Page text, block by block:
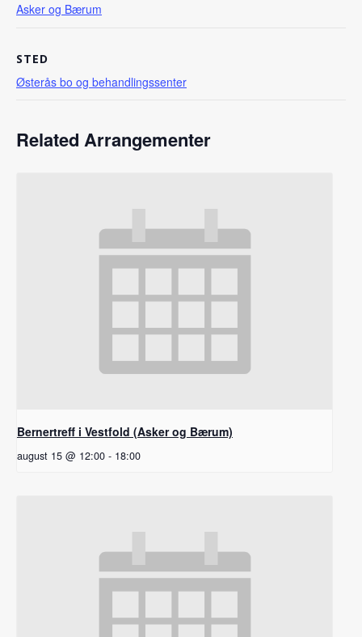
Asker og Bærum
STED
Østerås bo og behandlingssenter
Related Arrangementer
Bernertreff i Vestfold (Asker og Bærum)
august 15 @ 12:00 - 18:00